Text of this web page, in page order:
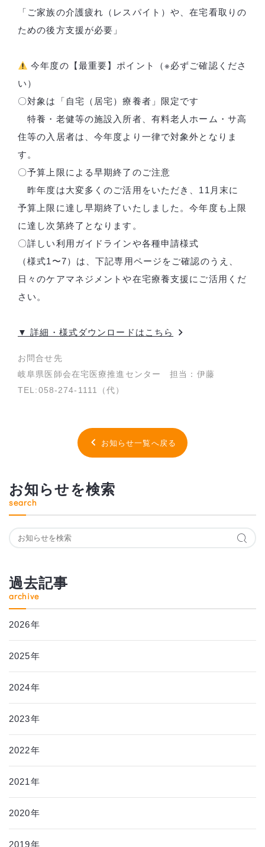
「ご家族の介護疲れ（レスパイト）や、在宅看取りの
ための後方支援が必要」
今年度の【最重要】ポイント（※必ずご確認くださ
い）
〇対象は「自宅（居宅）療養者」限定です
特養・老健等の施設入所者、有料老人ホーム・サ高
住等の入居者は、今年度より一律で対象外となりま
す。
〇予算上限による早期終了のご注意
昨年度は大変多くのご活用をいただき、11月末に
予算上限に達し早期終了いたしました。今年度も上限
に達し次第終了となります。
〇詳しい利用ガイドラインや各種申請様式
（様式1〜7）は、下記専用ページをご確認のうえ、
日々のケアマネジメントや在宅療養支援にご活用くだ
さい。
▼ 詳細・様式ダウンロードはこちら
お問合せ先
岐阜県医師会在宅医療推進センター 担当：伊藤
TEL:058-274-1111（代）
お知らせ一覧へ戻る
お知らせを検索
search
過去記事
archive
2026年
2025年
2024年
2023年
2022年
2021年
2020年
2019年